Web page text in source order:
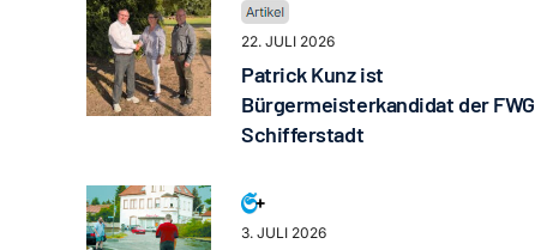
22. JULI 2026
Patrick Kunz ist
Bürgermeisterkandidat der FWG
Schifferstadt
3. JULI 2026